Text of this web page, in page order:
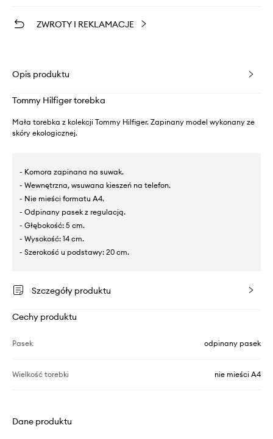
ZWROTY I REKLAMACJE
Opis produktu
Tommy Hilfiger torebka
Mała torebka z kolekcji Tommy Hilfiger. Zapinany model wykonany ze
skóry ekologicznej.
- Komora zapinana na suwak.
- Wewnętrzna, wsuwana kieszeń na telefon.
- Nie mieści formatu A4.
- Odpinany pasek z regulacją.
- Głębokość: 5 cm.
- Wysokość: 14 cm.
- Szerokość u podstawy: 20 cm.
Szczegóły produktu
Cechy produktu
Pasek odpinany pasek
Wielkość torebki nie mieści A4
Dane produktu